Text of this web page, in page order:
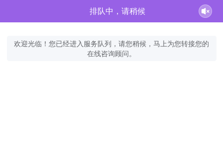
排队中，请稍候
欢迎光临！您已经进入服务队列，请您稍候，马上为您转接您的
在线咨询顾问。